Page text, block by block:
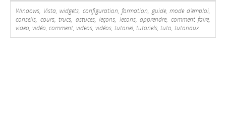
Windows, Vista, widgets, configuration, formation, guide, mode d'emploi,
conseils, cours, trucs, astuces, leçons, lecons, apprendre, comment faire,
video, vidéo, comment, videos, vidéos, tutoriel, tutoriels, tuto, tutoriaux.